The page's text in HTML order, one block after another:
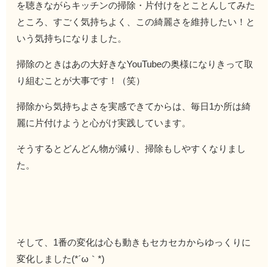
を聴きながらキッチンの掃除・片付けをとことんしてみた
ところ、すごく気持ちよく、この綺麗さを維持したい！と
いう気持ちになりました。
掃除のときはあの大好きなYouTubeの奥様になりきって取
り組むことが大事です！（笑）
掃除から気持ちよさを実感できてからは、毎日1か所は綺
麗に片付けようと心がけ実践しています。
そうするとどんどん物が減り、掃除もしやすくなりまし
た。
そして、1番の変化は心も動きもセカセカからゆっくりに
変化しました(*´ω｀*)